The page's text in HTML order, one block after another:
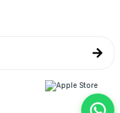
ile korunmaktadır.